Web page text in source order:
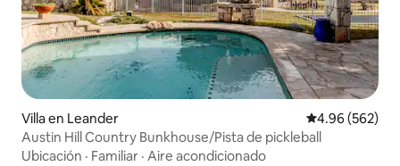
Villa en Leander Calificación
4.96 (562)
Austin Hill Country Bunkhouse/Pista de pickleball
Ubicación · Familiar · Aire acondicionado